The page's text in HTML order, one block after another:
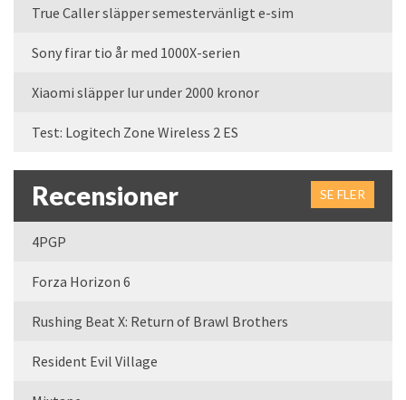
True Caller släpper semestervänligt e-sim
Sony firar tio år med 1000X-serien
Xiaomi släpper lur under 2000 kronor
Test: Logitech Zone Wireless 2 ES
Recensioner SE FLER
4PGP
Forza Horizon 6
Rushing Beat X: Return of Brawl Brothers
Resident Evil Village